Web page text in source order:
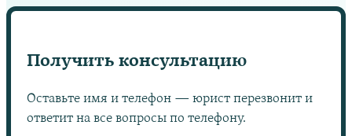
Получить консультацию
Оставьте имя и телефон — юрист перезвонит и
ответит на все вопросы по телефону.